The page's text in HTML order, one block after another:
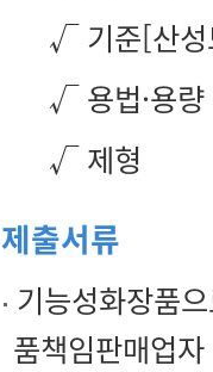
√ 기준[산성
√ 용법·용량
√ 제형
제출서류
기능성화장품
품책임판매업